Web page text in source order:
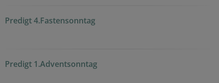
Predigt 4.Fastensonntag
Predigt 1.Adventsonntag